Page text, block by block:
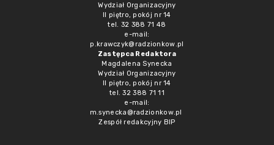
Wydział Organizacyjny
II piętro, pokój nr 14
tel. 32 388 71 48
e-mail:
p.krawczyk@radzionkow.pl
Zastępca Redaktora
Magdalena Synecka
Wydział Organizacyjny
II piętro, pokój nr 14
tel. 32 388 71 11
e-mail:
m.synecka@radzionkow.pl
Zespół redakcyjny BIP